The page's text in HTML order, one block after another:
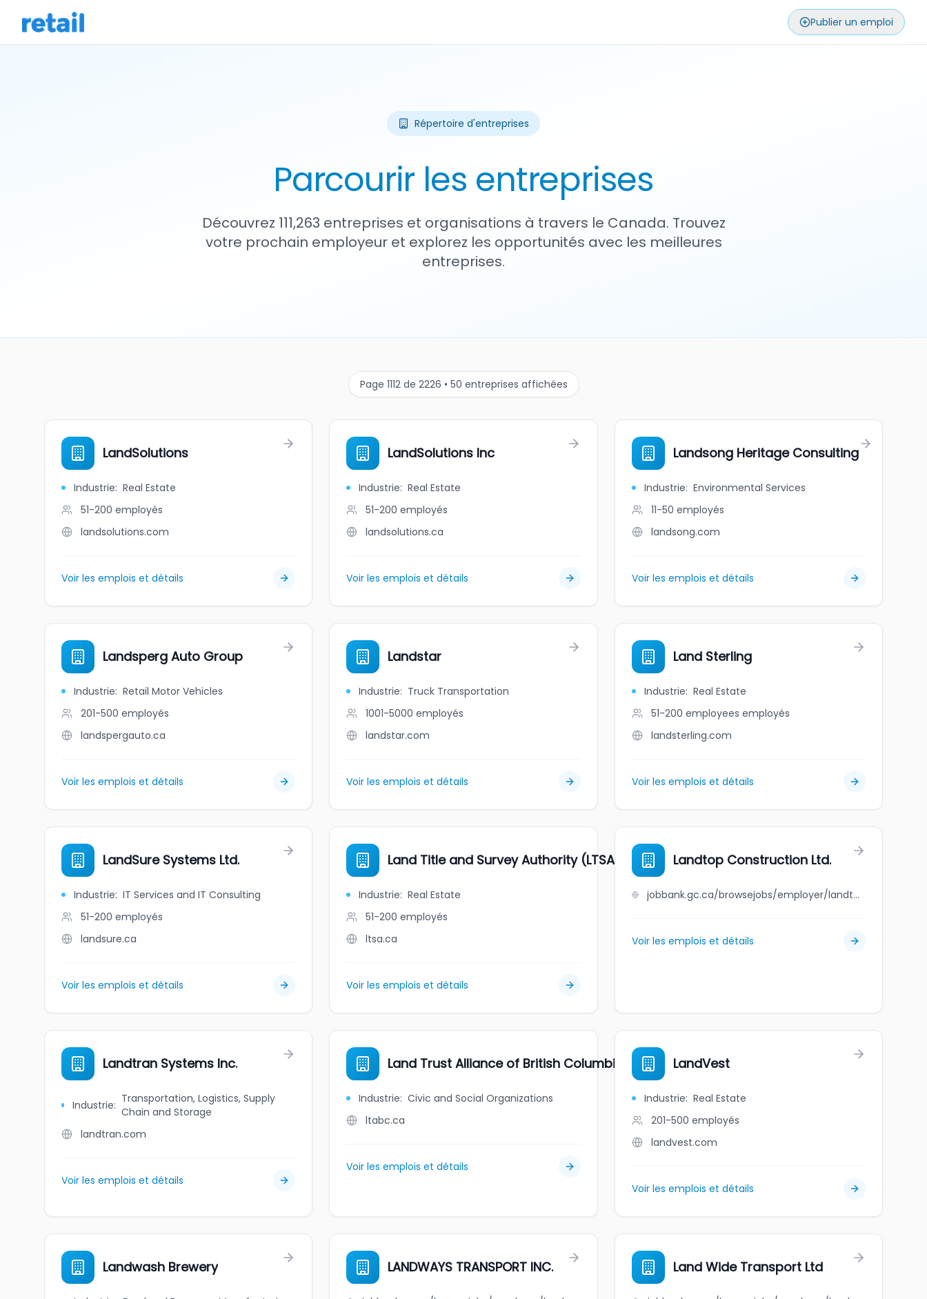
Publier un emploi
Répertoire d'entreprises
Parcourir les entreprises
Découvrez 111,263 entreprises et organisations à travers le Canada. Trouvez
votre prochain employeur et explorez les opportunités avec les meilleures
entreprises.
Page 1112 de 2226 • 50 entreprises affichées
LandSolutions
Industrie: Real Estate
51-200 employés
landsolutions.com
Voir les emplois et détails
LandSolutions Inc
Industrie: Real Estate
51-200 employés
landsolutions.ca
Voir les emplois et détails
Landsong Heritage Consulting
Industrie: Environmental Services
11-50 employés
landsong.com
Voir les emplois et détails
Landsperg Auto Group
Industrie: Retail Motor Vehicles
201-500 employés
landspergauto.ca
Voir les emplois et détails
Landstar
Industrie: Truck Transportation
1001-5000 employés
landstar.com
Voir les emplois et détails
Land Sterling
Industrie: Real Estate
51-200 employees employés
landsterling.com
Voir les emplois et détails
LandSure Systems Ltd.
Industrie: IT Services and IT Consulting
51-200 employés
landsure.ca
Voir les emplois et détails
Land Title and Survey Authority (LTSA)
Industrie: Real Estate
51-200 employés
ltsa.ca
Voir les emplois et détails
Landtop Construction Ltd.
jobbank.gc.ca/browsejobs/employer/landtop+construction+ltd./ca
Voir les emplois et détails
Landtran Systems Inc.
Industrie: Transportation, Logistics, Supply
Chain and Storage
landtran.com
Voir les emplois et détails
Land Trust Alliance of British Columbia
Industrie: Civic and Social Organizations
ltabc.ca
Voir les emplois et détails
LandVest
Industrie: Real Estate
201-500 employés
landvest.com
Voir les emplois et détails
Landwash Brewery LANDWAYS TRANSPORT INC. Land Wide Transport Ltd